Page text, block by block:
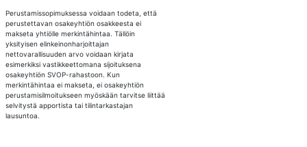
Perustamissopimuksessa voidaan todeta, että
perustettavan osakeyhtiön osakkeesta ei
makseta yhtiölle merkintähintaa. Tällöin
yksityisen elinkeinonharjoittajan
nettovarallisuuden arvo voidaan kirjata
esimerkiksi vastikkeettomana sijoituksena
osakeyhtiön SVOP-rahastoon. Kun
merkintähintaa ei makseta, ei osakeyhtiön
perustamisilmoitukseen myöskään tarvitse liittää
selvitystä apportista tai tilintarkastajan
lausuntoa.